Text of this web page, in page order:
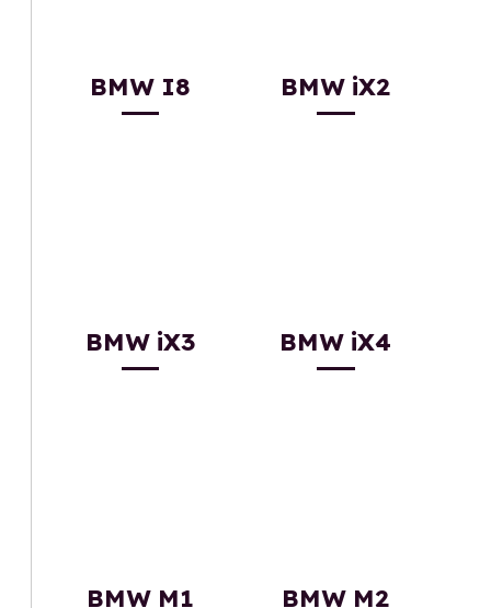
BMW I8 BMW iX2
BMW iX3 BMW iX4
BMW M1 BMW M2